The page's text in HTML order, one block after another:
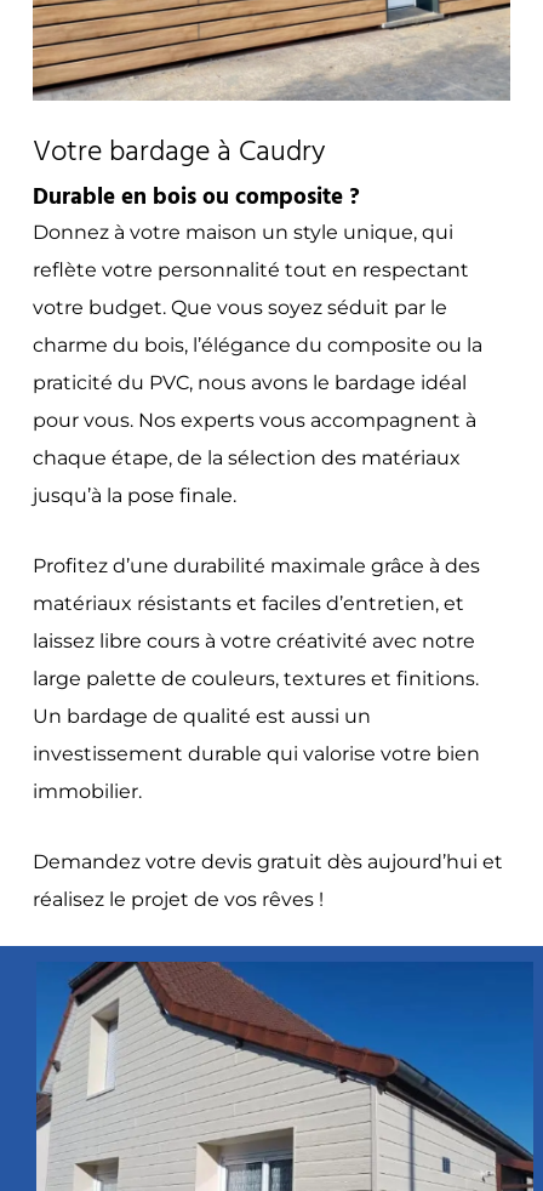
Votre bardage à Caudry
Durable en bois ou composite ?
Donnez à votre maison un style unique, qui
reflète votre personnalité tout en respectant
votre budget. Que vous soyez séduit par le
charme du bois, l’élégance du composite ou la
praticité du PVC, nous avons le bardage idéal
pour vous. Nos experts vous accompagnent à
chaque étape, de la sélection des matériaux
jusqu’à la pose finale.
Profitez d’une durabilité maximale grâce à des
matériaux résistants et faciles d’entretien, et
laissez libre cours à votre créativité avec notre
large palette de couleurs, textures et finitions.
Un bardage de qualité est aussi un
investissement durable qui valorise votre bien
immobilier.
Demandez votre devis gratuit dès aujourd’hui et
réalisez le projet de vos rêves !